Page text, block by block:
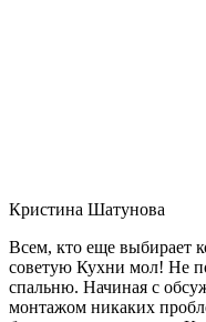
Кристина Шатунова
Всем, кто еще выбирает
советую Кухни мол! Не
спальню. Начиная с
монтажом никаких